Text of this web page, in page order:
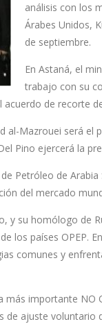
análisis con los
Árabes Unidos,
de septiembre.
En Astaná, el
trabajo con su
de recorte
Mazrouei será el
Pino ejercerá la
Petróleo de
del mercado
y su homólogo de
los países OPEP.
comunes y
más importante
de ajuste voluntario